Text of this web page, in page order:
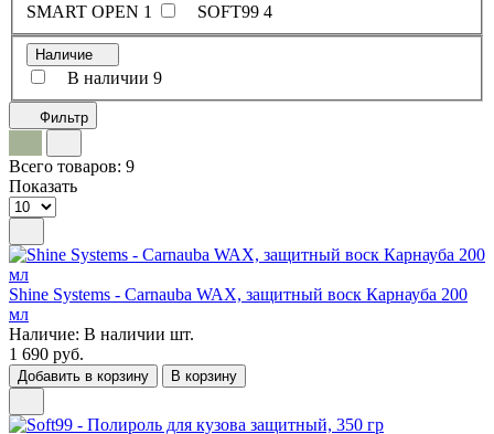
SMART OPEN 1 SOFT99 4
Наличие
В наличии 9
Фильтр
Всего товаров: 9
Показать
Shine Systems - Carnauba WAX, защитный воск Карнауба 200
мл
Наличие: В наличии шт.
1 690 руб.
Добавить в корзину В корзину